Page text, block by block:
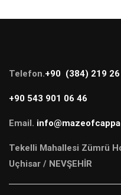
Telefon.+90 (384) 219
+90 543 901 06 46
Email.
Tekelli Mahallesi Zümrü
Uçhisar / NEVŞEHİR